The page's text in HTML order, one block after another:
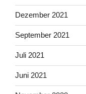
Dezember 2021
September 2021
Juli 2021
Juni 2021